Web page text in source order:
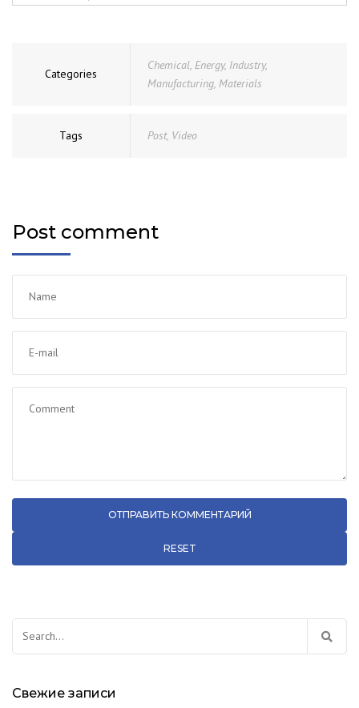
Categories
Chemical, Energy, Industry,
Manufacturing, Materials
Tags Post, Video
Post comment
RESET
Свежие записи